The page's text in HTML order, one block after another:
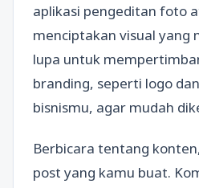
aplikasi pengeditan foto
menciptakan visual yang
lupa untuk
branding, seperti logo
bisnismu, agar mudah
Berbicara tentang
post yang kamu buat.